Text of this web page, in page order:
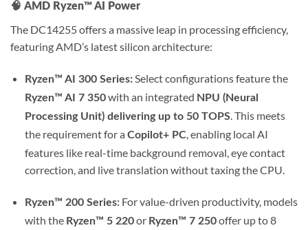
🧠 AMD Ryzen™ AI Power
The DC14255 offers a massive leap in processing efficiency,
featuring AMD’s latest silicon architecture:
Ryzen™ AI 300 Series:Select configurations feature the
Ryzen™ AI 7 350with an integrated NPU (Neural
Processing Unit) delivering up to 50 TOPS.This meets
the requirement for a Copilot+ PC, enabling local AI
features like real-time background removal, eye contact
correction, and live translation without taxing the CPU.
Ryzen™ 200 Series:For value-driven productivity, models
with the Ryzen™ 5 220or Ryzen™ 7 250offer up to 8